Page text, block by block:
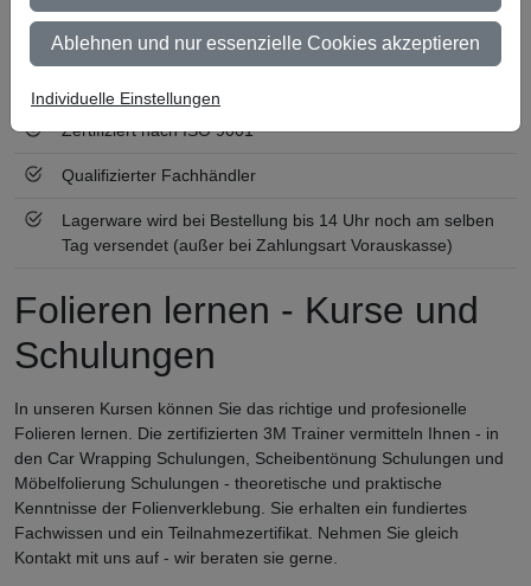
Keine Mindestbestellmenge
Zertifiziert nach ISO 9001
Qualifizierter Fachhändler
Lagerware wird bei Bestellung bis 14 Uhr noch am selben
Tag versendet (außer bei Zahlungsart Vorauskasse)
Folieren lernen - Kurse und
Schulungen
In unseren Kursen können Sie das richtige und profesionelle
Folieren lernen. Die zertifizierten 3M Trainer vermitteln Ihnen - in
den Car Wrapping Schulungen, Scheibentönung Schulungen und
Möbelfolierung Schulungen - theoretische und praktische
Kenntnisse der Folienverklebung. Sie erhalten ein fundiertes
Fachwissen und ein Teilnahmezertifikat. Nehmen Sie gleich
Kontakt mit uns auf - wir beraten sie gerne.
Ablehnen und nur essenzielle Cookies akzeptieren
Individuelle Einstellungen